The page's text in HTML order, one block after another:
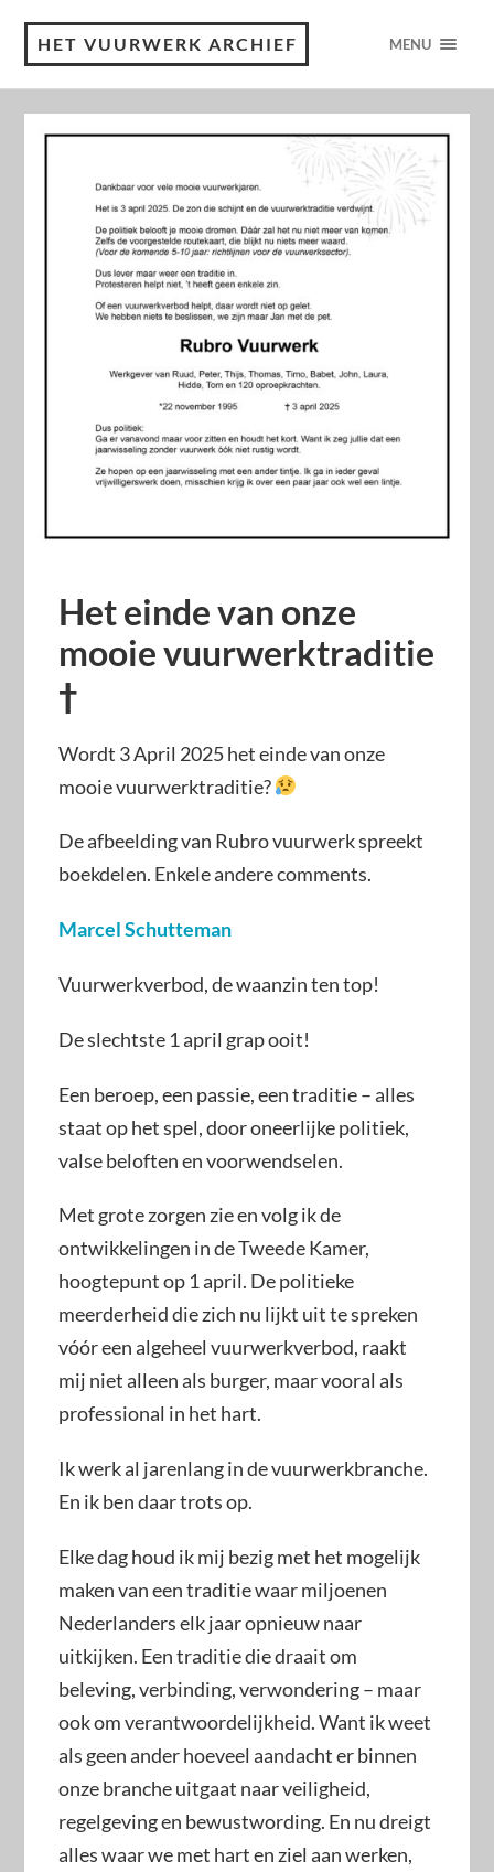
HET VUURWERK ARCHIEF MENU
Het einde van onze
mooie vuurwerktraditie
†
Wordt 3 April 2025 het einde van onze
mooie vuurwerktraditie?
De afbeelding van Rubro vuurwerk spreekt
boekdelen. Enkele andere comments.
Marcel Schutteman
Vuurwerkverbod, de waanzin ten top!
De slechtste 1 april grap ooit!
Een beroep, een passie, een traditie – alles
staat op het spel, door oneerlijke politiek,
valse beloften en voorwendselen.
Met grote zorgen zie en volg ik de
ontwikkelingen in de Tweede Kamer,
hoogtepunt op 1 april. De politieke
meerderheid die zich nu lijkt uit te spreken
vóór een algeheel vuurwerkverbod, raakt
mij niet alleen als burger, maar vooral als
professional in het hart.
Ik werk al jarenlang in de vuurwerkbranche.
En ik ben daar trots op.
Elke dag houd ik mij bezig met het mogelijk
maken van een traditie waar miljoenen
Nederlanders elk jaar opnieuw naar
uitkijken. Een traditie die draait om
beleving, verbinding, verwondering – maar
ook om verantwoordelijkheid. Want ik weet
als geen ander hoeveel aandacht er binnen
onze branche uitgaat naar veiligheid,
regelgeving en bewustwording. En nu dreigt
alles waar we met hart en ziel aan werken,